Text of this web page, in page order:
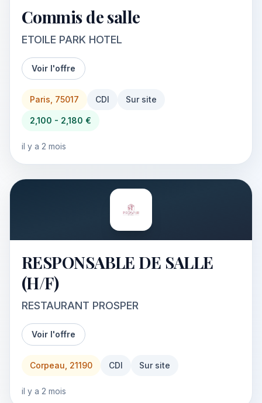
Commis de salle
ETOILE PARK HOTEL
Voir l'offre
Paris, 75017 CDI Sur site
2,100 - 2,180 €
il y a 2 mois
RESPONSABLE DE SALLE
(H/F)
RESTAURANT PROSPER
Voir l'offre
Corpeau, 21190 CDI Sur site
il y a 2 mois